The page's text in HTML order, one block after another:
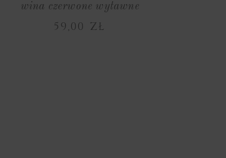
wina czerwone wytawne
59,00 ZŁ